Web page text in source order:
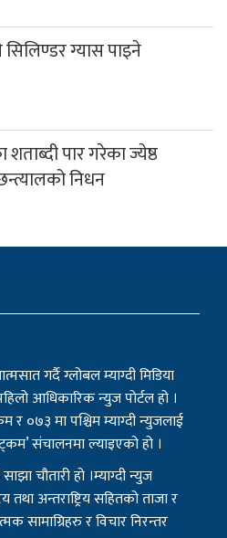
सुरु भयो एकमहिने साउने
सरकारी विज्ञापन रोक्ने
बदर
पार गरेका ज्येष्ठ
निधन